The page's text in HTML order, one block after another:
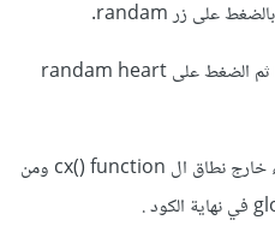
إذا قمتى بالضغط على زر randam ثم الضغط على randam heart
وبذلك فإن الحل هو وضع هذا الجزء خارج نطاق ال cx() function ومن